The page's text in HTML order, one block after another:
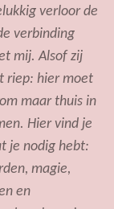
verloor de
verbinding
mij. Alsof zij
riep: hier moet
maar thuis in
Hier vind je
je nodig hebt:
magie,
en